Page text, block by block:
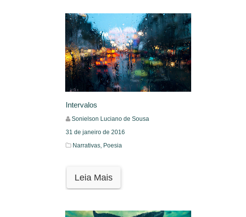
Intervalos
Sonielson Luciano de Sousa
31 de janeiro de 2016
Narrativas, Poesia
Leia Mais